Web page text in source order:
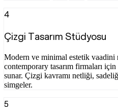
4
Çizgi Tasarım Stüdyosu
Modern ve minimal estetik vaadini
contemporary tasarım firmaları
sunar. Çizgi kavramı netliği,
simgeler.
5